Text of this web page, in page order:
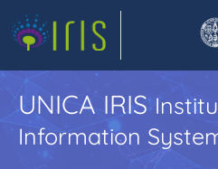
UNICA IRIS
Information